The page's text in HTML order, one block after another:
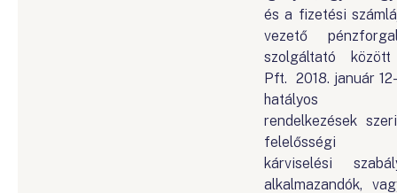
és a fizetési
vezető
szolgáltató
Pft. 2018. január
hatályos
rendelkezések
felelősségi
kárviselési
alkalmazandók,